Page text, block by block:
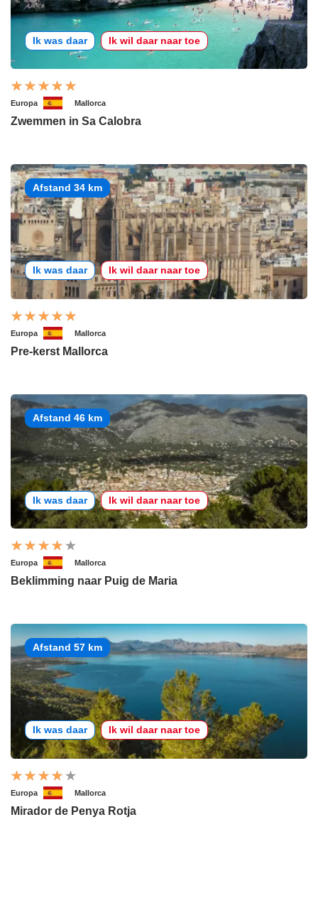
Ik was daar Ik wil daar naar toe
Europa Mallorca
Zwemmen in Sa Calobra
Afstand 34 km
Ik was daar Ik wil daar naar toe
Europa Mallorca
Pre-kerst Mallorca
Afstand 46 km
Ik was daar Ik wil daar naar toe
Europa Mallorca
Beklimming naar Puig de Maria
Afstand 57 km
Ik was daar Ik wil daar naar toe
Europa Mallorca
Mirador de Penya Rotja